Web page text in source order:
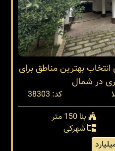
انتخاب بهترین مناطق برای
در شمال
کد: 38303
بنا 150 متر
شهرکی